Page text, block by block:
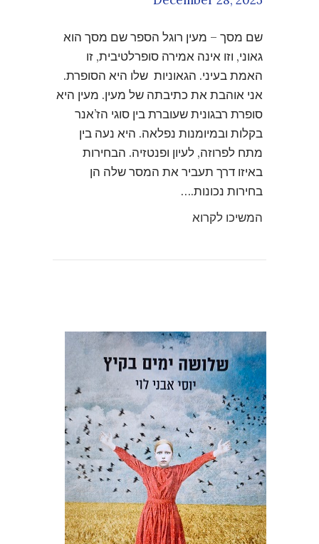
שם מסך – מעין רוגל הספר שם מסך הוא
גאוני, וזו אינה אמירה סופרלטיבית, זו
האמת בעיני. הגאוניות שלו היא הסופרת.
אני אוהבת את כתיבתה של מעין. מעין היא
סופרת רבגונית שעוברת בין סוגי הז’אנר
בקלות ובמיומנות נפלאה. היא נעה בין
מתח לפרוזה, לעיון ופנטזיה. הבחירות
באיזו דרך תעביר את המסר שלה הן
בחירות נכונות.…
המשיכו לקרוא